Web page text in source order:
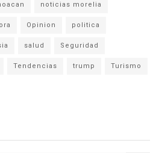
noticias morelia
Opinion politica
salud Seguridad
Tendencias trump Turismo